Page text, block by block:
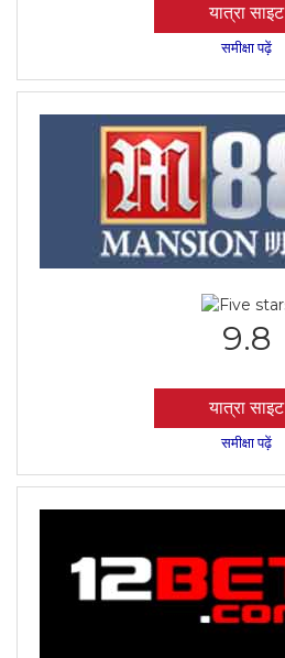
यात्रा साइट
समीक्षा पढ़ें
9.8
यात्रा साइट
समीक्षा पढ़ें